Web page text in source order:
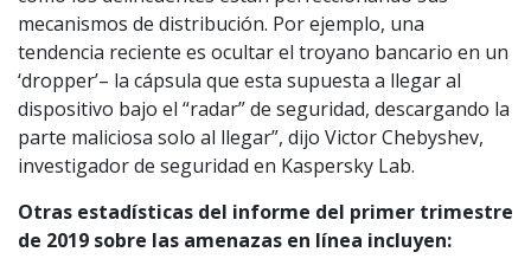
mecanismos de distribución. Por ejemplo, una
tendencia reciente es ocultar el troyano bancario en un
‘dropper’– la cápsula que esta supuesta a llegar al
dispositivo bajo el “radar” de seguridad, descargando la
parte maliciosa solo al llegar”, dijo Victor Chebyshev,
investigador de seguridad en Kaspersky Lab.
Otras estadísticas del informe del primer trimestre
de 2019 sobre las amenazas en línea incluyen: